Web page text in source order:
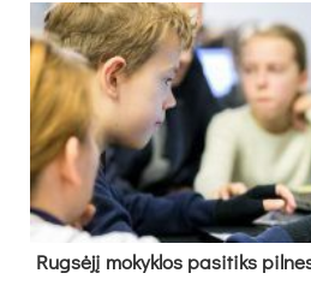
Rug­sė­jį mo­kyk­los pa­si­tiks